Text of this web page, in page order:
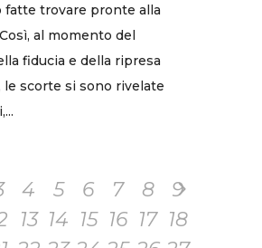
fatte trovare pronte alla
al momento del
fiducia e della ripresa
le scorte si sono rivelate
4 5 6 7 8
9
13 14 15 16 17 18